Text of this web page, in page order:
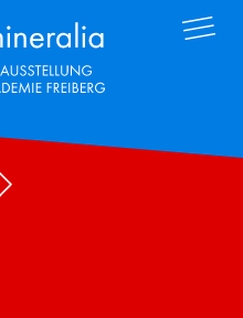
Terra